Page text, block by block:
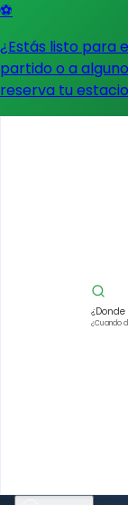
⚽
¿Estás listo para
partido o a
reserva tu
¿Cuando